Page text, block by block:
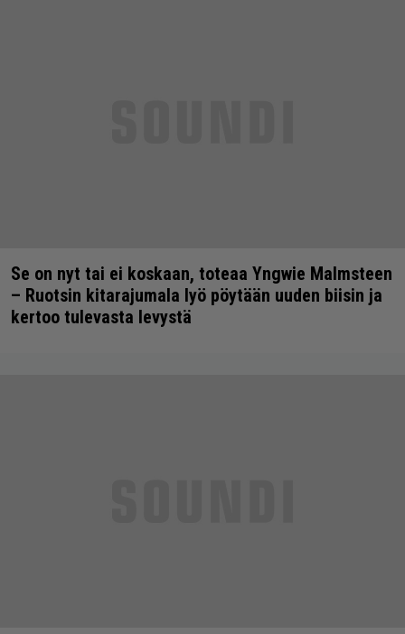
Se on nyt tai ei koskaan, toteaa Yngwie Malmsteen
– Ruotsin kitarajumala lyö pöytään uuden biisin ja
kertoo tulevasta levystä